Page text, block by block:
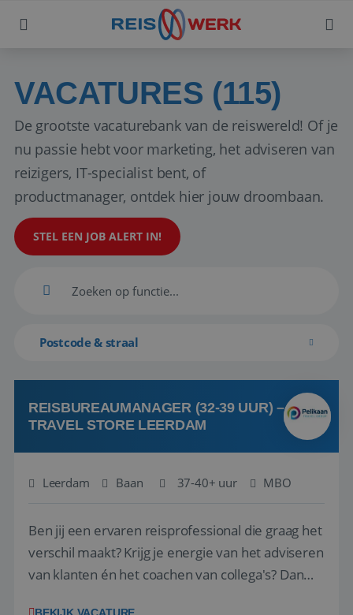
VACATURES (115)
De grootste vacaturebank van de reiswereld! Of je
nu passie hebt voor marketing, het adviseren van
reizigers, IT-specialist bent, of
productmanager, ontdek hier jouw droombaan.
STEL EEN JOB ALERT IN!
Postcode & straal
REISBUREAUMANAGER (32-39 UUR) –
TRAVEL STORE LEERDAM
Leerdam Baan 37-40+ uur MBO
Ben jij een ervaren reisprofessional die graag het
verschil maakt? Krijg je energie van het adviseren
van klanten én het coachen van collega's? Dan